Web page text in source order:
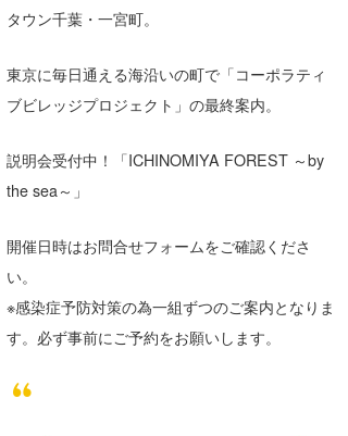
タウン千葉・一宮町。
東京に毎日通える海沿いの町で「コーポラティ
ブビレッジプロジェクト」の最終案内。
説明会受付中！「ICHINOMIYA FOREST ～by
the sea～」
開催日時はお問合せフォームをご確認くださ
い。
※感染症予防対策の為一組ずつのご案内となりま
す。必ず事前にご予約をお願いします。
伊豆
千葉南
大阪
四国
沖縄
ルール＆How to
VOTE!
サーファーズ
ライター/寄稿メディア